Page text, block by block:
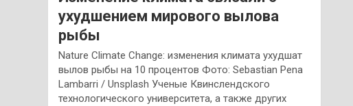
ухудшением мирового вылова
рыбы
Nature Climate Change: изменения климата ухудшат
вылов рыбы на 10 процентов Фото: Sebastian Pena
Lambarri / Unsplash Ученые Квинслендского
технологического университета, а также других